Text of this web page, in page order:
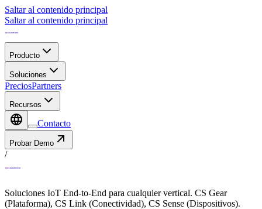
Saltar al contenido principal
Saltar al contenido principal
Producto
Soluciones
PreciosPartners
Recursos
Contacto
Probar Demo
/
Soluciones IoT End-to-End para cualquier vertical. CS Gear
(Plataforma), CS Link (Conectividad), CS Sense (Dispositivos).